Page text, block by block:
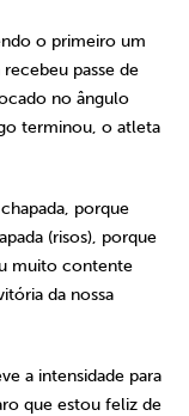
o primeiro um
passe de
no ângulo
terminou, o atleta
porque
(risos), porque
muito contente
da nossa
a intensidade para
que estou feliz de